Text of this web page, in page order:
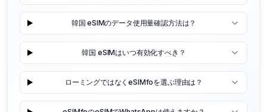
韓国 eSIMのデータ使用量確認方法は？
韓国 eSIMはいつ有効化すべき？
ローミングではなくeSIMfoを選ぶ理由は？